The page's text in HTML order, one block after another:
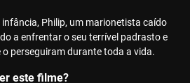
infância, Philip, um marionetista caído
a enfrentar o seu terrível padrasto e
perseguiram durante toda a vida.
este filme?